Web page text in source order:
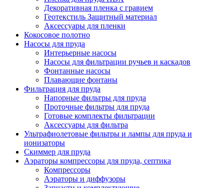
Декоративная пленка с гравием
Геотекстиль Защитный материал
Аксессуары для пленки
Кокосовое полотно
Насосы для пруда
Интерьерные насосы
Насосы для фильтрации ручьев и каскадов
Фонтанные насосы
Плавающие фонтаны
Фильтрация для пруда
Напорные фильтры для пруда
Проточные фильтры для пруда
Готовые комплекты фильтрации
Аксессуары для фильтра
Ультрафиолетовые фильтры и лампы для пруда и
ионизаторы
Скиммер для пруда
Аэраторы компрессоры для пруда, септика
Компрессоры
Аэраторы и диффузоры